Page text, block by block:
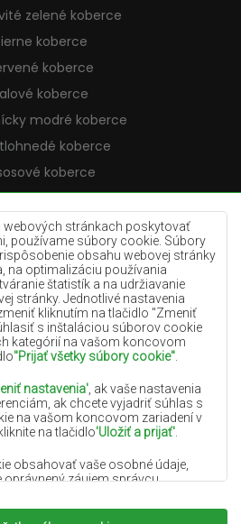
webových stránkach poskytovať
používame súbory cookie. Súbory
obsahu webovej stránky
na optimalizáciu používania
štatistík a na udržiavanie
stránky. Jednotlivé nastavenia
kliknutím na tlačidlo "Zmeniť
s inštaláciou súborov cookie
kategórií na vašom koncovom
"Prijať všetky súbory cookie"
nastavenia' , ak vaše nastavenia
ak chcete vyjadriť súhlas s
na vašom koncovom zariadení v
na tlačidlo'Uložiť a prijať'
obsahovať vaše osobné údaje,
záujem správcu
služieb na našej
zelené koberce
koberce
koberce
koberce
modré koberce
koberce
koberce
koberce
koberce
Žlté koberce
koberce
koberce
koberce
koberce
koberce
koberce
koberce
koberce